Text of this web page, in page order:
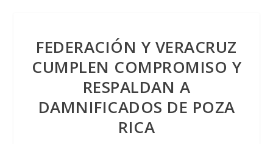
FEDERACIÓN Y VERACRUZ
CUMPLEN COMPROMISO Y
RESPALDAN A
DAMNIFICADOS DE POZA
RICA